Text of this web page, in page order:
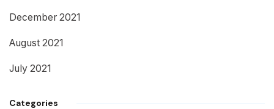
December 2021
August 2021
July 2021
Categories